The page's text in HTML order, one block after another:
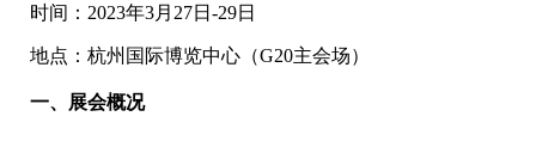
时间：2023年3月27日-29日
地点：杭州国际博览中心（G20主会场）
一、展会概况